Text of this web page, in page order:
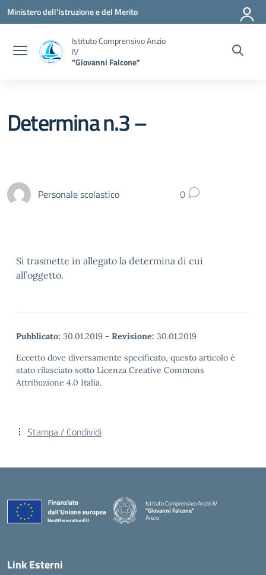
Vai ai contenuti
Vai al menu di navigazione
Vai al footer
Ministero dell'Istruzione e del Merito
Istituto Comprensivo Anzio
IV
"Giovanni Falcone"
Determina n.3 –
Personale scolastico 0
Si trasmette in allegato la determina di cui
all’oggetto.
Pubblicato: 30.01.2019 - Revisione: 30.01.2019
Eccetto dove diversamente specificato, questo articolo è
stato rilasciato sotto Licenza Creative Commons
Attribuzione 4.0 Italia.
Stampa / Condividi
Istituto Comprensivo Anzio IV
"Giovanni Falcone"
Anzio
Link Esterni